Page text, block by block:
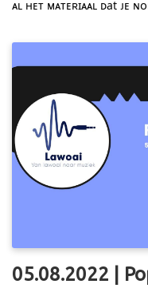
ᴀʟ ʜᴇᴛ ᴍᴀᴛᴇʀɪᴀᴀʟ ᴅat ᴊᴇ
05.08.2022 |